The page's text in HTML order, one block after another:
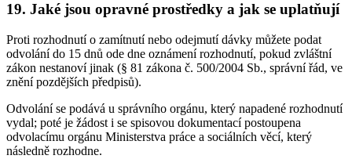
19. Jaké jsou opravné prostředky a jak se uplatňují
Proti rozhodnutí o zamítnutí nebo odejmutí dávky můžete podat
odvolání do 15 dnů ode dne oznámení rozhodnutí, pokud zvláštní
zákon nestanoví jinak (§ 81 zákona č. 500/2004 Sb., správní řád, ve
znění pozdějších předpisů).
Odvolání se podává u správního orgánu, který napadené rozhodnutí
vydal; poté je žádost i se spisovou dokumentací postoupena
odvolacímu orgánu Ministerstva práce a sociálních věcí, který
následně rozhodne.